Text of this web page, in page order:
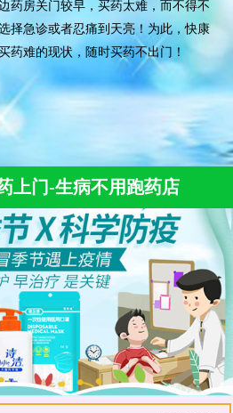
药房关门较早，买药太难，而不得不
择急诊或者忍痛到天亮！为此，快康
药难的现状，随时买药不出门！
上门-生病不用跑药店